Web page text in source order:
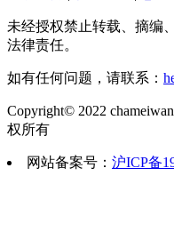
鼻
显，
长
长
未经授权禁止转载、摘编
法律责任。
如有任何问题，请联系：
Copyright© 2022
权所有
网站备案号： 沪ICP备